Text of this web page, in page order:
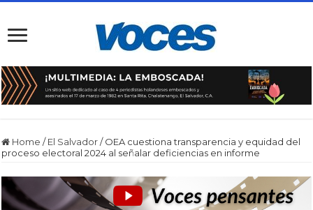
Home / El Salvador / OEA cuestiona transparencia y equidad del
proceso electoral 2024 al señalar deficiencias en informe